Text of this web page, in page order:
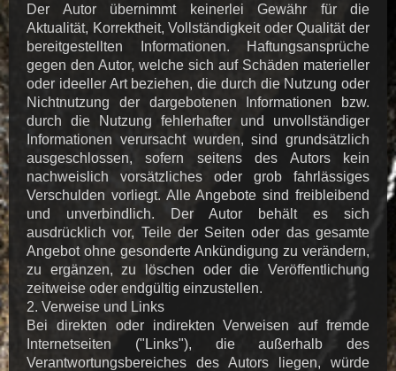
Der Autor übernimmt keinerlei Gewähr für die
Aktualität, Korrektheit, Vollständigkeit oder Qualität der
bereitgestellten Informationen. Haftungsansprüche
gegen den Autor, welche sich auf Schäden materieller
oder ideeller Art beziehen, die durch die Nutzung oder
Nichtnutzung der dargebotenen Informationen bzw.
durch die Nutzung fehlerhafter und unvollständiger
Informationen verursacht wurden, sind grundsätzlich
ausgeschlossen, sofern seitens des Autors kein
nachweislich vorsätzliches oder grob fahrlässiges
Verschulden vorliegt. Alle Angebote sind freibleibend
und unverbindlich. Der Autor behält es sich
ausdrücklich vor, Teile der Seiten oder das gesamte
Angebot ohne gesonderte Ankündigung zu verändern,
zu ergänzen, zu löschen oder die Veröffentlichung
zeitweise oder endgültig einzustellen.
2. Verweise und Links
Bei direkten oder indirekten Verweisen auf fremde
Internetseiten ("Links"), die außerhalb des
Verantwortungsbereiches des Autors liegen, würde